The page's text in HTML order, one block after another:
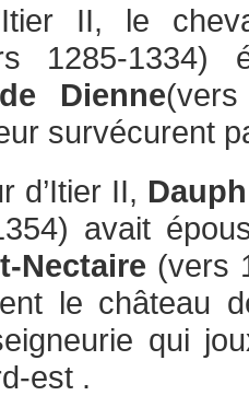
II, le
1285-1334)
Dienne
survécurent
II,
avait
Nectaire (vers
le château
qui
est .